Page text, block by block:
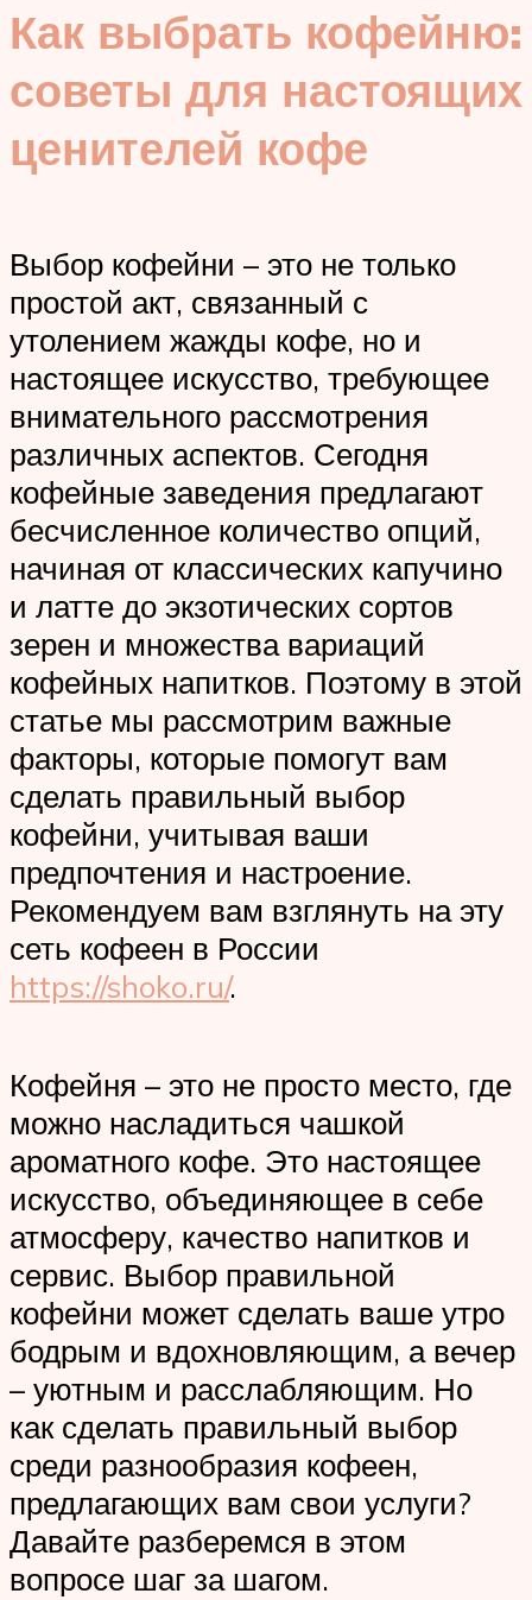
Как выбрать кофейню:
советы для настоящих
ценителей кофе
Выбор кофейни – это не только
простой акт, связанный с
утолением жажды кофе, но и
настоящее искусство, требующее
внимательного рассмотрения
различных аспектов. Сегодня
кофейные заведения предлагают
бесчисленное количество опций,
начиная от классических капучино
и латте до экзотических сортов
зерен и множества вариаций
кофейных напитков. Поэтому в этой
статье мы рассмотрим важные
факторы, которые помогут вам
сделать правильный выбор
кофейни, учитывая ваши
предпочтения и настроение.
Рекомендуем вам взглянуть на эту
сеть кофеен в России
https://shoko.ru/.
Кофейня – это не просто место, где
можно насладиться чашкой
ароматного кофе. Это настоящее
искусство, объединяющее в себе
атмосферу, качество напитков и
сервис. Выбор правильной
кофейни может сделать ваше утро
бодрым и вдохновляющим, а вечер
– уютным и расслабляющим. Но
как сделать правильный выбор
среди разнообразия кофеен,
предлагающих вам свои услуги?
Давайте разберемся в этом
вопросе шаг за шагом.